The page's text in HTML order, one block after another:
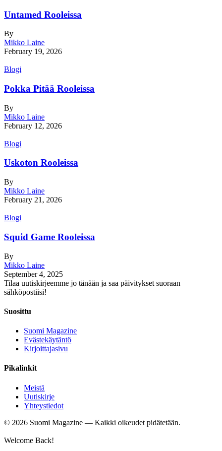
Untamed Rooleissa
By
Mikko Laine
February 19, 2026
Blogi
Pokka Pitää Rooleissa
By
Mikko Laine
February 12, 2026
Blogi
Uskoton Rooleissa
By
Mikko Laine
February 21, 2026
Blogi
Squid Game Rooleissa
By
Mikko Laine
September 4, 2025
Tilaa uutiskirjeemme jo tänään ja saa päivitykset suoraan
sähköpostiisi!
Suosittu
Suomi Magazine
Evästekäytäntö
Kirjoittajasivu
Pikalinkit
Meistä
Uutiskirje
Yhteystiedot
© 2026 Suomi Magazine — Kaikki oikeudet pidätetään.
Welcome Back!